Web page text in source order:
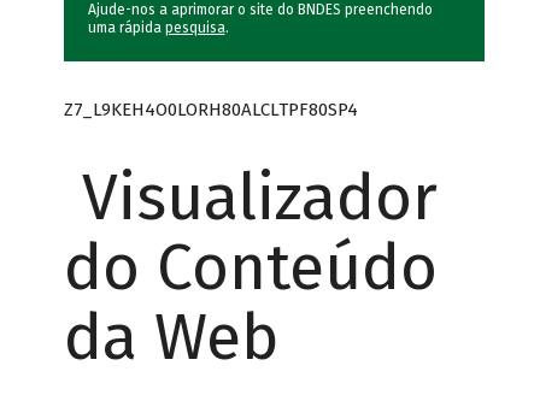
Ajude-nos a aprimorar o site do BNDES preenchendo
uma rápida pesquisa.
Z7_L9KEH4O0LORH80ALCLTPF80SP4
Visualizador
do Conteúdo
da Web